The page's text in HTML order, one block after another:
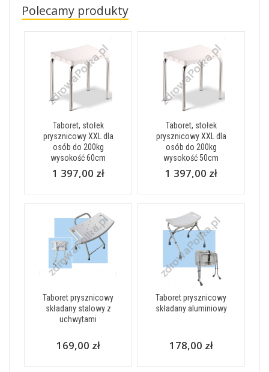
Polecamy produkty
Taboret, stołek
prysznicowy XXL dla
osób do 200kg
wysokość 60cm
1 397,00 zł
Taboret, stołek
prysznicowy XXL dla
osób do 200kg
wysokość 50cm
1 397,00 zł
Taboret prysznicowy
składany stalowy z
uchwytami
169,00 zł
Taboret prysznicowy
składany aluminiowy
178,00 zł